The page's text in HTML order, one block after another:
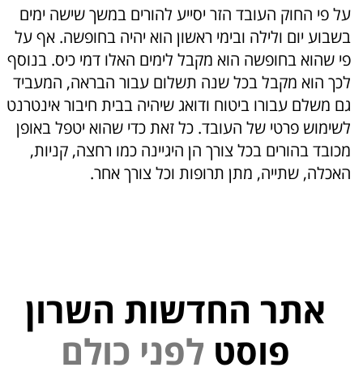
על פי החוק העובד הזר יסייע להורים במשך שישה ימים
בשבוע יום ולילה ובימי ראשון הוא יהיה בחופשה. אף על
פי שהוא בחופשה הוא מקבל לימים האלו דמי כיס. בנוסף
לכך הוא מקבל בכל שנה תשלום עבור הבראה, המעביד
גם משלם עבורו ביטוח ודואג שיהיה בבית חיבור אינטרנט
לשימוש פרטי של העובד. כל זאת כדי שהוא יטפל באופן
מכובד בהורים בכל צורך הן היגיינה כמו רחצה, קניות,
האכלה, שתייה, מתן תרופות וכל צורך אחר.
אתר החדשות השרון
פוסט